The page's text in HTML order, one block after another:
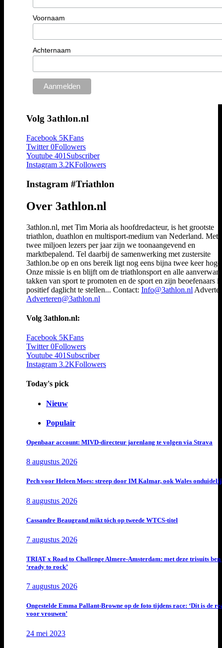
Voornaam
Achternaam
Volg 3athlon.nl
Facebook 5KFans
Twitter 0Followers
Youtube 401 Subscriber
Instagram 3.2KFollowers
Instagram #Triathlon
Over 3athlon.nl
3athlon.nl, met Tim Moria als hoofdredacteur, is het grootste
triathlon, duathlon en multisport-medium van Nederland. Met
twee miljoen lezers per jaar zijn we toonaangevend en
marktbepalend. Tel daarbij de samenwerking met zustersite
3athlon.be op en ons bereik ligt nog eens bijna twee keer
Onze missie is en blijft om de triathlonsport en alle
takken van sport te promoten en de sport en zijn beoefenaars
positief daglicht te stellen... Contact: Info@3athlon.nl
Adverteren@3athlon.nl
Volg 3athlon.nl:
Facebook 5KFans
Twitter 0Followers
Youtube 401 Subscriber
Instagram 3.2KFollowers
Today's pick
Nieuw
Populair
Openbaar account: MIVD-directeur jarenlang te volgen via Strava
8 augustus 2026
Pech voor Heleen Moes: streep door IM Kalmar, ook Wales
8 augustus 2026
Cassandre Beaugrand mikt tóch op tweede WTCS-titel
7 augustus 2026
TRIAT x Road to Challenge Almere-Amsterdam: met deze trisuits ben
‘ready to rock’
7 augustus 2026
Ongestelde Emma Pallant-Browne op de foto tijdens race: ‘Dit is de
voor vrouwen’
24 mei 2023